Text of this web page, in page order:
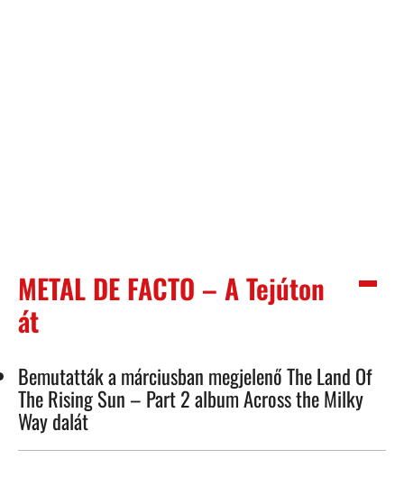
METAL DE FACTO – A Tejúton
át
Bemutatták a márciusban megjelenő The Land Of
The Rising Sun – Part 2 album Across the Milky
Way dalát